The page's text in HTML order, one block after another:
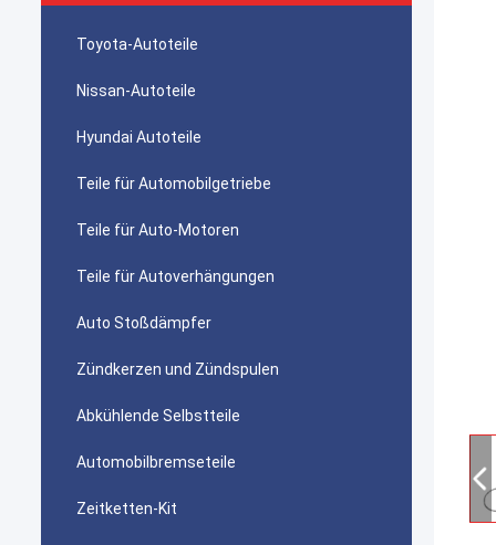
Toyota-Autoteile
Nissan-Autoteile
Hyundai Autoteile
Teile für Automobilgetriebe
Teile für Auto-Motoren
Teile für Autoverhängungen
Auto Stoßdämpfer
Zündkerzen und Zündspulen
Abkühlende Selbstteile
Automobilbremseteile
Zeitketten-Kit